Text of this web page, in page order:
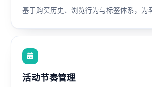
基于购买历史、浏览行为与标签体系，为
活动节奏管理